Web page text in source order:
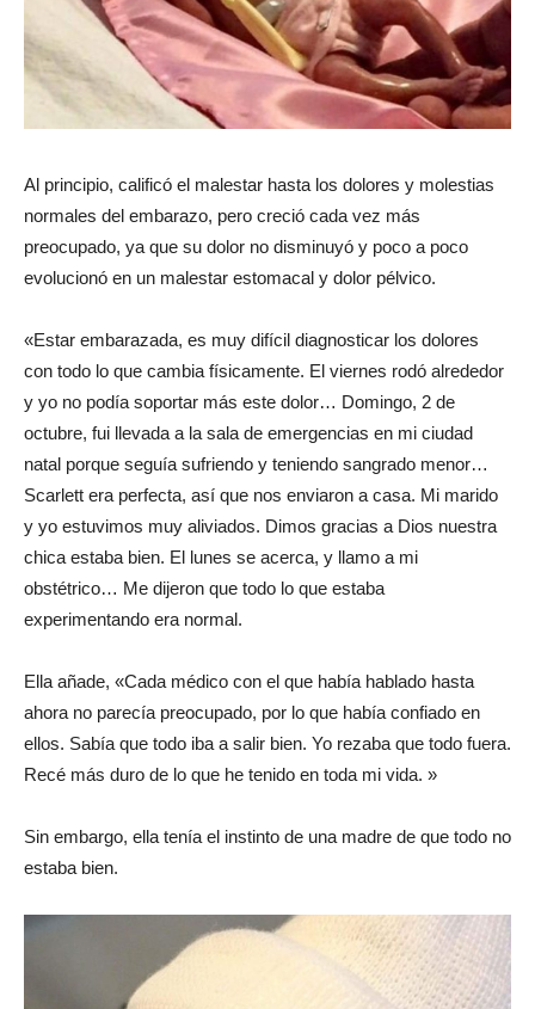
Al principio, calificó el malestar hasta los dolores y molestias
normales del embarazo, pero creció cada vez más
preocupado, ya que su dolor no disminuyó y poco a poco
evolucionó en un malestar estomacal y dolor pélvico.
«Estar embarazada, es muy difícil diagnosticar los dolores
con todo lo que cambia físicamente. El viernes rodó alrededor
y yo no podía soportar más este dolor… Domingo, 2 de
octubre, fui llevada a la sala de emergencias en mi ciudad
natal porque seguía sufriendo y teniendo sangrado menor…
Scarlett era perfecta, así que nos enviaron a casa. Mi marido
y yo estuvimos muy aliviados. Dimos gracias a Dios nuestra
chica estaba bien. El lunes se acerca, y llamo a mi
obstétrico… Me dijeron que todo lo que estaba
experimentando era normal.
Ella añade, «Cada médico con el que había hablado hasta
ahora no parecía preocupado, por lo que había confiado en
ellos. Sabía que todo iba a salir bien. Yo rezaba que todo fuera.
Recé más duro de lo que he tenido en toda mi vida. »
Sin embargo, ella tenía el instinto de una madre de que todo no
estaba bien.